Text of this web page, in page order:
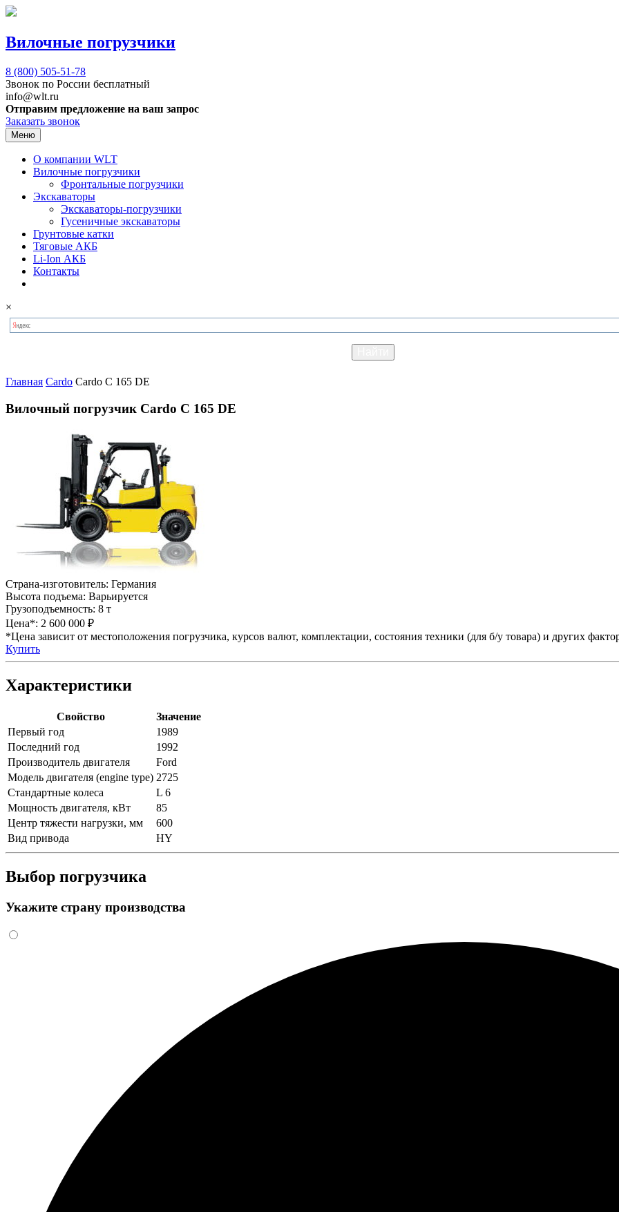
Вилочные погрузчики
8 (800) 505-51-78
Звонок по России бесплатный
info@wlt.ru
Отправим предложение на ваш запрос
Заказать звонок
Меню
О компании WLT
Вилочные погрузчики
Фронтальные погрузчики
Экскаваторы
Экскаваторы-погрузчики
Гусеничные экскаваторы
Грунтовые катки
Тяговые АКБ
Li-Ion АКБ
Контакты
×
Главная Cardo Cardo C 165 DE
Вилочный погрузчик Cardo C 165 DE
Страна-изготовитель: Германия
Высота подъема: Варьируется
Грузоподъемность: 8 т
Цена*: 2 600 000 ₽
*Цена зависит от местоположения погрузчика, курсов валют, комплектации, состояния техники (для б/у товара) и других
Купить
Характеристики
Свойство
Значение
Первый год
1989
Последний год
1992
Производитель двигателя
Ford
Модель двигателя (engine type) 2725
Стандартные колеса
L 6
Мощность двигателя, кВт
85
Центр тяжести нагрузки, мм
600
Вид привода
HY
Выбор погрузчика
Укажите страну производства